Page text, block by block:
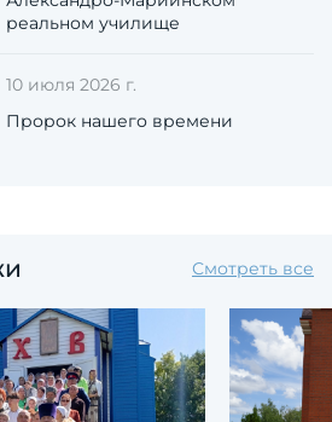
реальном училище
10 июля 2026 г.
Пророк нашего времени
Смотреть все